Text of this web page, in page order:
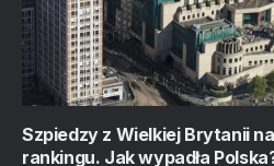
Szpiedzy z Wielkiej Brytanii
rankingu. Jak wypadła